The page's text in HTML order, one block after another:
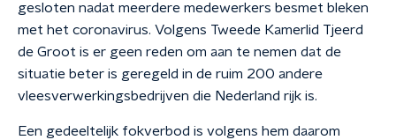
gesloten nadat meerdere medewerkers besmet bleken
met het coronavirus. Volgens Tweede Kamerlid Tjeerd
de Groot is er geen reden om aan te nemen dat de
situatie beter is geregeld in de ruim 200 andere
vleesverwerkingsbedrijven die Nederland rijk is.
Een gedeeltelijk fokverbod is volgens hem daarom